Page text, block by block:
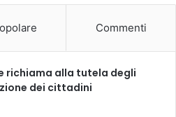
Commenti
richiama alla tutela degli
dei cittadini